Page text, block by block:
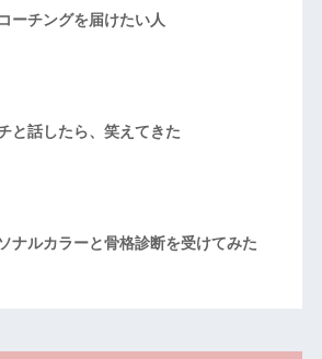
ーチングを届けたい人
と話したら、笑えてきた
ナルカラーと骨格診断を受けてみた